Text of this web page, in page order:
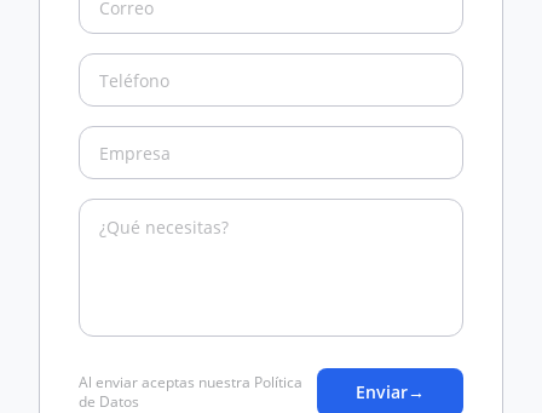
Al enviar aceptas nuestra Política
de Datos
Enviar→